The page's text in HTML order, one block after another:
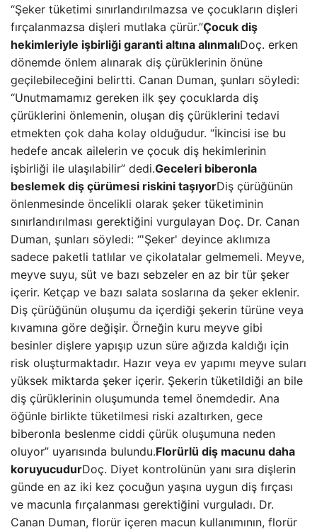
“Şeker tüketimi sınırlandırılmazsa ve çocukların dişleri
fırçalanmazsa dişleri mutlaka çürür.”Çocuk diş
hekimleriyle işbirliği garanti altına alınmalıDoç. erken
dönemde önlem alınarak diş çürüklerinin önüne
geçilebileceğini belirtti. Canan Duman, şunları söyledi:
“Unutmamamız gereken ilk şey çocuklarda diş
çürüklerini önlemenin, oluşan diş çürüklerini tedavi
etmekten çok daha kolay olduğudur. “İkincisi ise bu
hedefe ancak ailelerin ve çocuk diş hekimlerinin
işbirliği ile ulaşılabilir” dedi.Geceleri biberonla
beslemek diş çürümesi riskini taşıyorDiş çürüğünün
önlenmesinde öncelikli olarak şeker tüketiminin
sınırlandırılması gerektiğini vurgulayan Doç. Dr. Canan
Duman, şunları söyledi: “'Şeker' deyince aklımıza
sadece paketli tatlılar ve çikolatalar gelmemeli. Meyve,
meyve suyu, süt ve bazı sebzeler en az bir tür şeker
içerir. Ketçap ve bazı salata soslarına da şeker eklenir.
Diş çürüğünün oluşumu da içerdiği şekerin türüne veya
kıvamına göre değişir. Örneğin kuru meyve gibi
besinler dişlere yapışıp uzun süre ağızda kaldığı için
risk oluşturmaktadır. Hazır veya ev yapımı meyve suları
yüksek miktarda şeker içerir. Şekerin tüketildiği an bile
diş çürüklerinin oluşumunda temel önemdedir. Ana
öğünle birlikte tüketilmesi riski azaltırken, gece
biberonla beslenme ciddi çürük oluşumuna neden
oluyor” uyarısında bulundu.Florürlü diş macunu daha
koruyucudurDoç. Diyet kontrolünün yanı sıra dişlerin
günde en az iki kez çocuğun yaşına uygun diş fırçası
ve macunla fırçalanması gerektiğini vurguladı. Dr.
Canan Duman, florür içeren macun kullanımının, florür